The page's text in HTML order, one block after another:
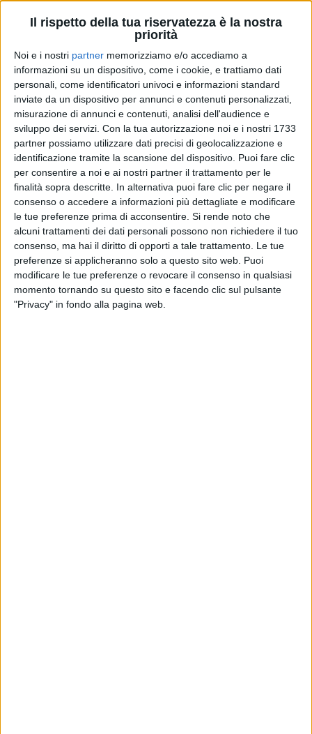
Il rispetto della tua riservatezza è la nostra
priorità
Noi e i nostri partner memorizziamo e/o accediamo a
informazioni su un dispositivo, come i cookie, e trattiamo dati
personali, come identificatori univoci e informazioni standard
inviate da un dispositivo per annunci e contenuti personalizzati,
misurazione di annunci e contenuti, analisi dell'audience e
sviluppo dei servizi. Con la tua autorizzazione noi e i nostri 1733
partner possiamo utilizzare dati precisi di geolocalizzazione e
identificazione tramite la scansione del dispositivo. Puoi fare clic
per consentire a noi e ai nostri partner il trattamento per le
finalità sopra descritte. In alternativa puoi fare clic per negare il
consenso o accedere a informazioni più dettagliate e modificare
le tue preferenze prima di acconsentire. Si rende noto che
alcuni trattamenti dei dati personali possono non richiedere il tuo
consenso, ma hai il diritto di opporti a tale trattamento. Le tue
preferenze si applicheranno solo a questo sito web. Puoi
modificare le tue preferenze o revocare il consenso in qualsiasi
momento tornando su questo sito e facendo clic sul pulsante
"Privacy" in fondo alla pagina web.
Paradiso è un cantautore con la C maiuscola , di
quelli che ormai si fa un po’ fatica a trovare: per
questo, non stupisce se quasi tutte le
canzoni
scaletta
hanno un significato preciso
. Ad esempio,
il suo ultimo singolo che sanno già tutti è “
Blu
ghiaccio travolgente
”, che
l’ha aiutato a uscire da
un momento di difficoltà.La sua preferita in
assolutoè: “Quando si alza il vento”, mentrefare
una classifica del cuoreper il pubblico diMilanoè
un po’ più dura: forse “Questa nostra stupida
canzone d’amore ” batte tutte le altre.